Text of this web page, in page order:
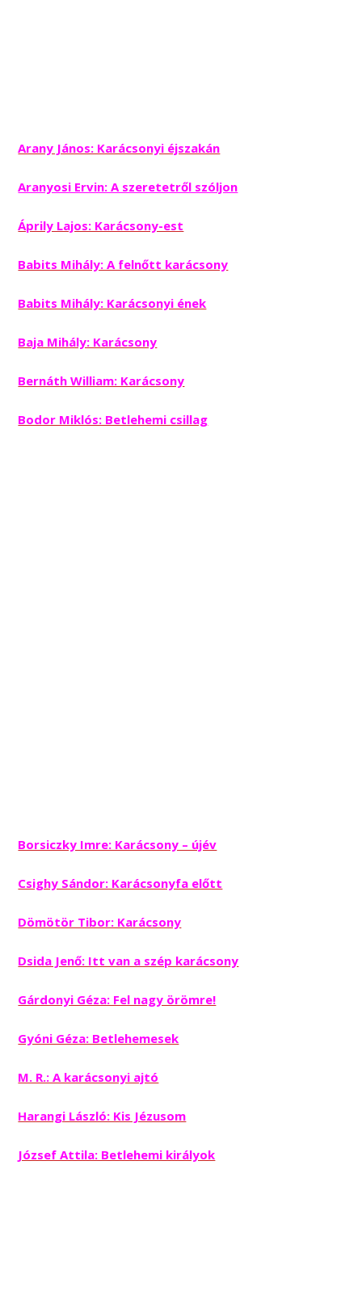
Arany János: Karácsonyi éjszakán
Aranyosi Ervin: A szeretetről szóljon
Áprily Lajos: Karácsony-est
Babits Mihály: A felnőtt karácsony
Babits Mihály: Karácsonyi ének
Baja Mihály: Karácsony
Bernáth William: Karácsony
Bodor Miklós: Betlehemi csillag
Borsiczky Imre: Karácsony – újév
Csighy Sándor: Karácsonyfa előtt
Dömötör Tibor: Karácsony
Dsida Jenő: Itt van a szép karácsony
Gárdonyi Géza: Fel nagy örömre!
Gyóni Géza: Betlehemesek
M. R.: A karácsonyi ajtó
Harangi László: Kis Jézusom
József Attila: Betlehemi királyok